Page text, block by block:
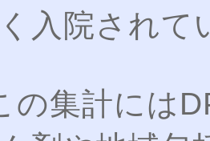
入院されて
の集計には